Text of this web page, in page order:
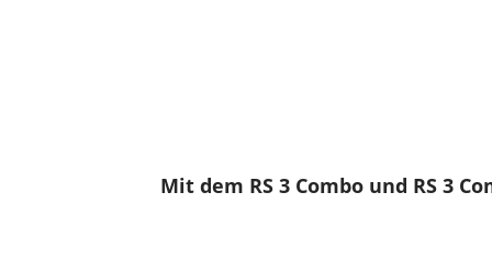
Mit dem RS 3 Combo und RS 3